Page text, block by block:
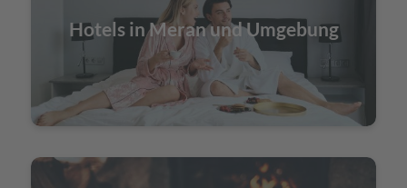
Hotels in Meran und Umgebung